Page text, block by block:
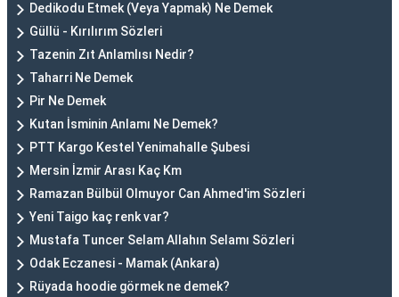
Dedikodu Etmek (Veya Yapmak) Ne Demek
Güllü - Kırılırım Sözleri
Tazenin Zıt Anlamlısı Nedir?
Taharri Ne Demek
Pir Ne Demek
Kutan İsminin Anlamı Ne Demek?
PTT Kargo Kestel Yenimahalle Şubesi
Mersin İzmir Arası Kaç Km
Ramazan Bülbül Olmuyor Can Ahmed'im Sözleri
Yeni Taigo kaç renk var?
Mustafa Tuncer Selam Allahın Selamı Sözleri
Odak Eczanesi - Mamak (Ankara)
Rüyada hoodie görmek ne demek?